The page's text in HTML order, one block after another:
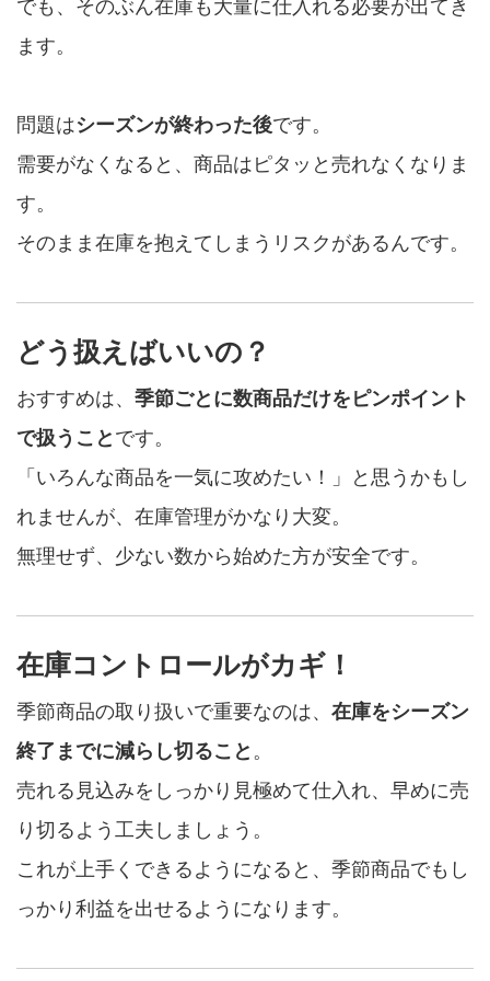
でも、そのぶん在庫も大量に仕入れる必要が出てき
ます。
問題はシーズンが終わった後です。
需要がなくなると、商品はピタッと売れなくなりま
す。
そのまま在庫を抱えてしまうリスクがあるんです。
どう扱えばいいの？
おすすめは、 季節ごとに数商品だけをピンポイント
で扱うこと です。
「いろんな商品を一気に攻めたい！」と思うかもし
れませんが、在庫管理がかなり大変。
無理せず、少ない数から始めた方が安全です。
在庫コントロールがカギ！
季節商品の取り扱いで重要なのは、 在庫をシーズン
終了までに減らし切ること 。
売れる見込みをしっかり見極めて仕入れ、早めに売
り切るよう工夫しましょう。
これが上手くできるようになると、季節商品でもし
っかり利益を出せるようになります。